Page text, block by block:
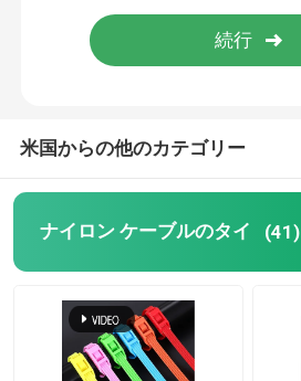
太陽ケーブル クリップ
太陽電池パネルのコネクター
プラスチック保証シール
ケーブルのタイ用具
米国からの他のカテゴリー
ナイロン ケーブルのタイ (41)